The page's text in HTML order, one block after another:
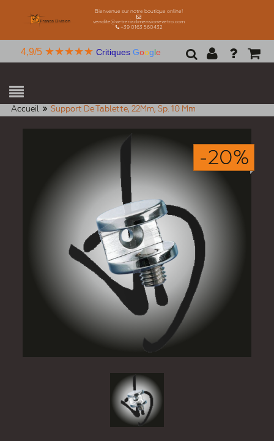
Bienvenue sur notre boutique online!
vendite@vetreriadimensionevetro.com
+39 0163 560432
4,9/5 ★★★★★ Critiques Google
Accueil Support De Tablette, 22Mm, Sp. 10 Mm
-20%